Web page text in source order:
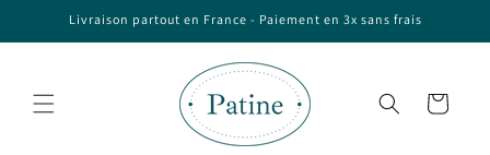
et passerLivraison partout en France - Paiement en 3x sans frais
Panier